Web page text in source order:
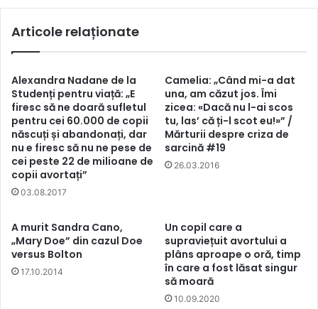
Articole relaționate
Alexandra Nadane de la
Studenți pentru viață: „E
firesc să ne doară sufletul
pentru cei 60.000 de copii
născuți și abandonați, dar
nu e firesc să nu ne pese de
cei peste 22 de milioane de
copii avortați”
03.08.2017
Camelia: „Când mi-a dat
una, am căzut jos. Îmi
zicea: «Dacă nu l-ai scos
tu, las’ că ți-l scot eu!»” /
Mărturii despre criza de
sarcină #19
26.03.2016
A murit Sandra Cano,
„Mary Doe” din cazul Doe
versus Bolton
17.10.2014
Un copil care a
supraviețuit avortului a
plâns aproape o oră, timp
în care a fost lăsat singur
să moară
10.09.2020